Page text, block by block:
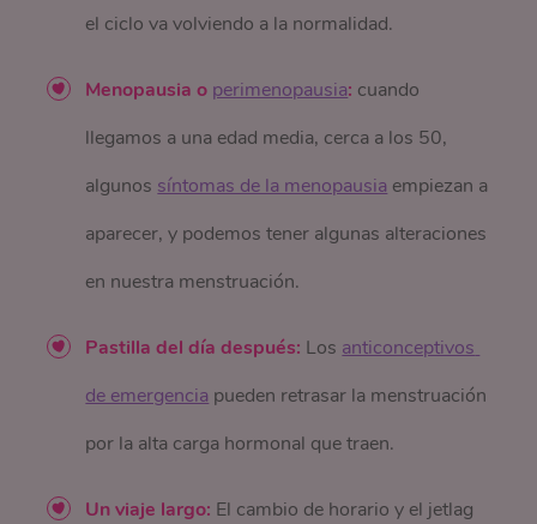
el ciclo va volviendo a la normalidad.
Menopausia o perimenopausia: cuando
llegamos a una edad media, cerca a los 50,
algunos síntomas de la menopausia empiezan a
aparecer, y podemos tener algunas alteraciones
en nuestra menstruación.
Pastilla del día después: Los anticonceptivos
de emergencia pueden retrasar la menstruación
por la alta carga hormonal que traen.
Un viaje largo: El cambio de horario y el jetlag